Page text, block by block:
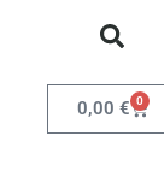
0,00 € 0